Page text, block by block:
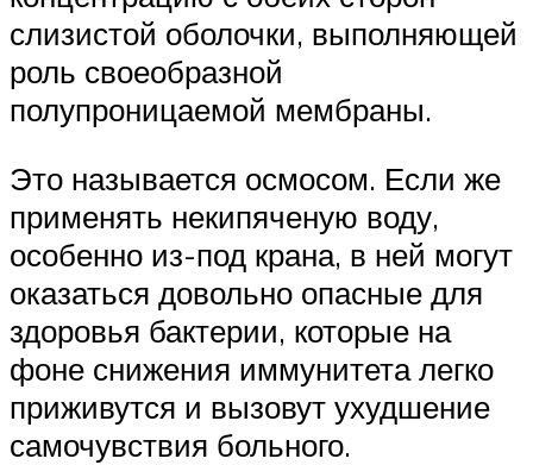
слизистой оболочки, выполняющей
роль своеобразной
полупроницаемой мембраны.
Это называется осмосом. Если же
применять некипяченую воду,
особенно из-под крана, в ней могут
оказаться довольно опасные для
здоровья бактерии, которые на
фоне снижения иммунитета легко
приживутся и вызовут ухудшение
самочувствия больного.